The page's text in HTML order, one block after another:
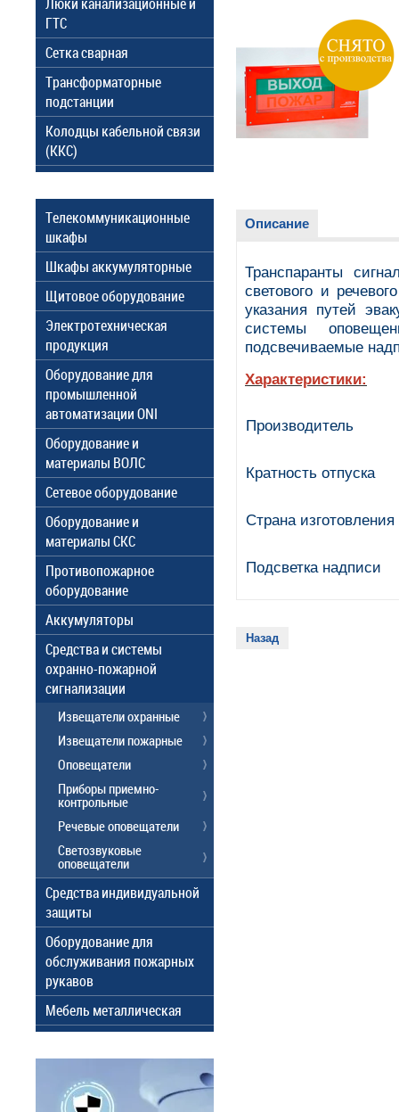
Описание
Транспаранты
светового и
указания путей
системы
подсвечиваемые
Характеристики:
Производитель
Кратность отпуска
Страна изготовления
Подсветка надписи
Назад
ГТС
Сетка сварная
Трансформаторные
подстанции
Колодцы кабельной связи
(ККС)
Телекоммуникационные
шкафы
Шкафы аккумуляторные
Щитовое оборудование
Электротехническая
продукция
Оборудование для
промышленной
автоматизации ONI
Оборудование и
материалы ВОЛС
Сетевое оборудование
Оборудование и
материалы СКС
Противопожарное
оборудование
Аккумуляторы
Средства и системы
охранно-пожарной
сигнализации
Извещатели охранные
Извещатели пожарные
Оповещатели
Приборы приемно-
контрольные
Речевые оповещатели
Светозвуковые
оповещатели
Средства индивидуальной
защиты
Оборудование для
обслуживания пожарных
рукавов
Мебель металлическая